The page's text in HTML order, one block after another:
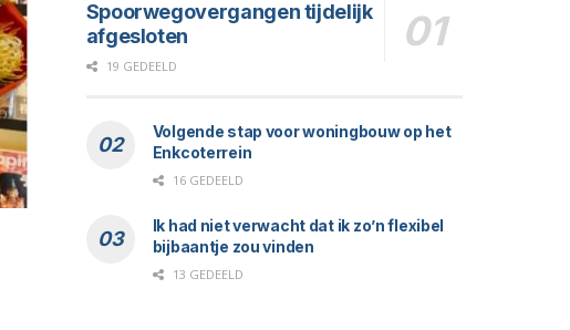
Spoorwegovergangen tijdelijk
afgesloten
19 GEDEELD
Volgende stap voor woningbouw op het
Enkcoterrein
16 GEDEELD
Ik had niet verwacht dat ik zo’n flexibel
bijbaantje zou vinden
13 GEDEELD